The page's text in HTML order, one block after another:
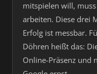
mitspielen will,
arbeiten. Diese drei
Erfolg ist messbar.
Döhren heißt das:
Online-Präsenz und